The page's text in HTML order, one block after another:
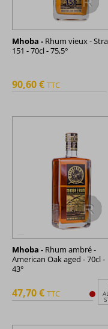
Mhoba - Rhum vieux -
151 - 70cl - 75,5°
90,60 € TTC
Mhoba - Rhum ambré -
American Oak aged - 70cl -
43°
47,70 € TTC